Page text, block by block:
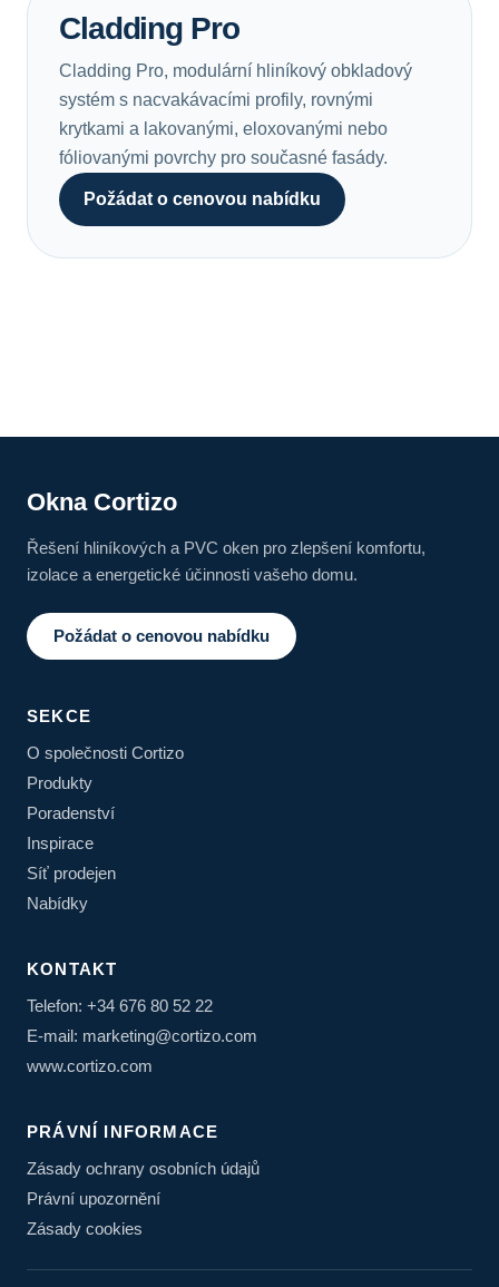
Cladding Pro
Cladding Pro, modulární hliníkový obkladový
systém s nacvakávacími profily, rovnými
krytkami a lakovanými, eloxovanými nebo
fóliovanými povrchy pro současné fasády.
Požádat o cenovou nabídku
Okna Cortizo
Řešení hliníkových a PVC oken pro zlepšení komfortu,
izolace a energetické účinnosti vašeho domu.
Požádat o cenovou nabídku
SEKCE
O společnosti Cortizo
Produkty
Poradenství
Inspirace
Síť prodejen
Nabídky
KONTAKT
Telefon: +34 676 80 52 22
E-mail: marketing@cortizo.com
www.cortizo.com
PRÁVNÍ INFORMACE
Zásady ochrany osobních údajů
Právní upozornění
Zásady cookies